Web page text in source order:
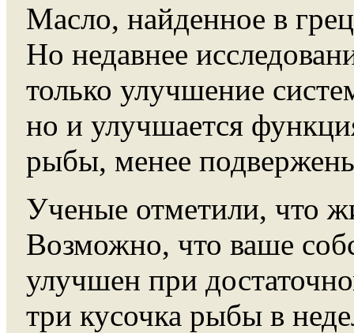
Масло, найденное в
Но недавнее
только улучшение
но и улучшается
рыбы, менее
Ученые отметили, что
Возможно, что ваше
улучшен при
три кусочка рыбы в